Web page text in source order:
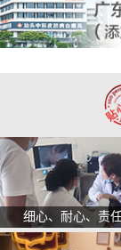
细心、耐心、责